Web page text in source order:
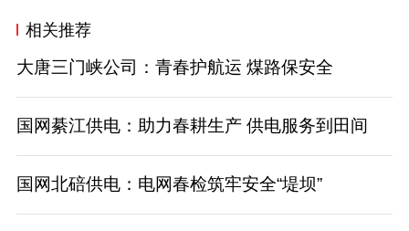
相关推荐
大唐三门峡公司：青春护航运 煤路保安全
国网綦江供电：助力春耕生产 供电服务到田间
国网北碚供电：电网春检筑牢安全“堤坝”